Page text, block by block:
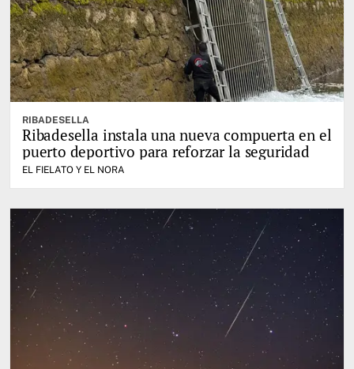
RIBADESELLA
Ribadesella instala una nueva compuerta en el
puerto deportivo para reforzar la seguridad
EL FIELATO Y EL NORA